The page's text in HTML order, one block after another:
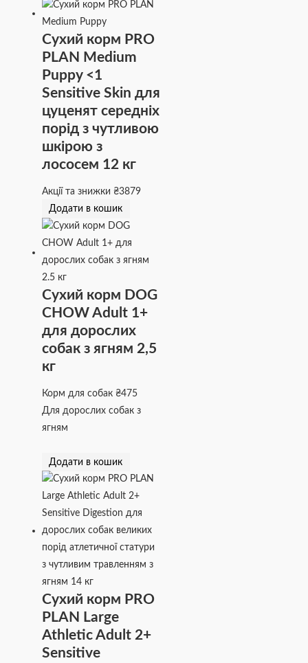
Сухий корм PRO
PLAN Medium
Puppy <1
Sensitive Skin для
цуценят середніх
порід з чутливою
шкірою з
лососем 12 кг
Акції та знижки₴3879
Додати в кошик
Сухий корм DOG
CHOW Adult 1+
для дорослих
собак з ягням 2,5
кг
Корм для собак₴475
Для дорослих собак з
ягням
Додати в кошик
Сухий корм PRO
PLAN Large
Athletic Adult 2+
Sensitive